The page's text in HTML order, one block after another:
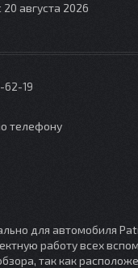
августа 2026
62-19
телефону
для автомобиля
работу всех
так как